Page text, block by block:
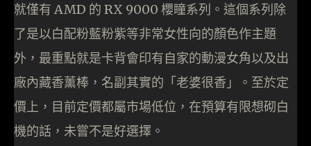
就僅有 AMD 的 RX 9000 櫻瞳系列。這個系列除
了是以白配粉藍粉紫等非常女性向的顏色作主題
外，最重點就是卡背會印有自家的動漫女角以及出
廠內藏香薰棒，名副其實的「老婆很香」。至於定
價上，目前定價都屬市場低位，在預算有限想砌白
機的話，未嘗不是好選擇。